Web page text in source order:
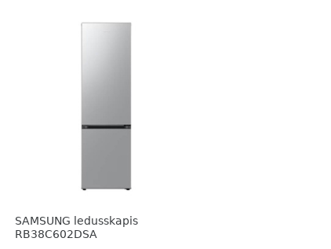
SAMSUNG ledusskapis
RB38C602DSA